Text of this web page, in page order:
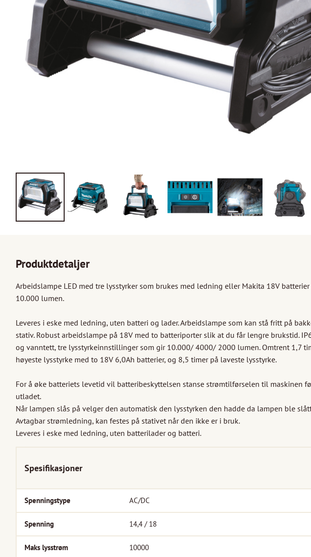
Produktdetaljer
Arbeidslampe LED med tre lysstyrker som brukes med ledning eller Makita 18V
10.000 lumen.
Leveres i eske med ledning, uten batteri og lader. Arbeidslampe som kan stå fritt på
stativ. Robust arbeidslampe på 18V med to batteriporter slik at du får lengre brukstid.
og vanntett, tre lysstyrkeinnstillinger som gir 10.000/ 4000/ 2000 lumen. Omtrent 1,7
høyeste lysstyrke med to 18V 6,0Ah batterier, og 8,5 timer på laveste lysstyrke.
For å øke batteriets levetid vil batteribeskyttelsen stanse strømtilførselen til maskinen
utladet.
Når lampen slås på velger den automatisk den lysstyrken den hadde da lampen ble
Avtagbar strømledning, kan festes på stativet når den ikke er i bruk.
Leveres i eske med ledning, uten batterilader og batteri.
Spesifikasjoner
Spenningstype AC/DC
Spenning 14,4 / 18
Maks lysstrøm 10000